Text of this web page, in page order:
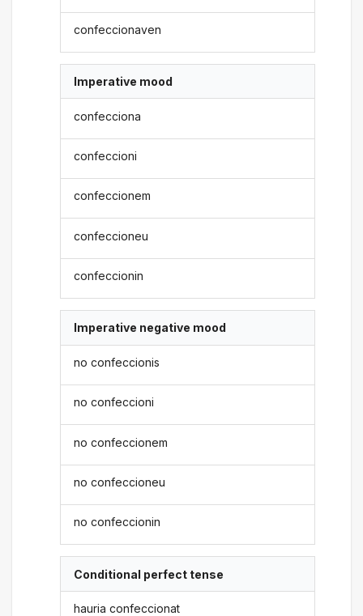
confeccionaven
Imperative mood
confecciona
confeccioni
confeccionem
confeccioneu
confeccionin
Imperative negative mood
no confeccionis
no confeccioni
no confeccionem
no confeccioneu
no confeccionin
Conditional perfect tense
hauria confeccionat